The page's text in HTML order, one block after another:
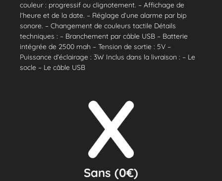
couleur : progressif ou clignotement. – Affichage de
l’heure et de la date. – Réglage d’une alarme par bip
sonore. – Changement de couleurs tactile Détails
techniques : – Branchement par câble USB – Batterie
intégrée de 2500 mah – Tension de sortie : 5V –
Puissance d’éclairage : 3W Inclus dans la livraison : – Le
socle – Le câble USB
Sans (0€)